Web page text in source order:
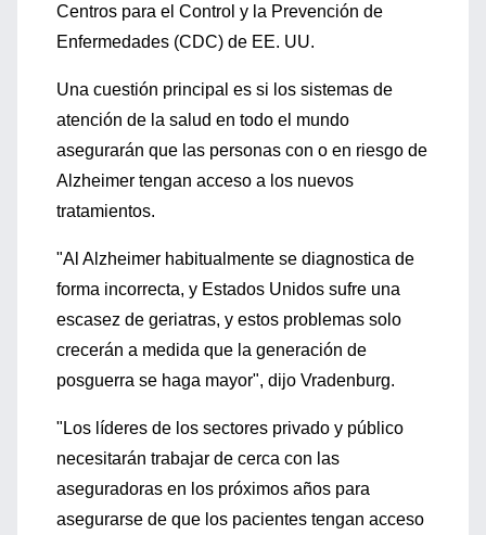
Centros para el Control y la Prevención de
Enfermedades (CDC) de EE. UU.
Una cuestión principal es si los sistemas de
atención de la salud en todo el mundo
asegurarán que las personas con o en riesgo de
Alzheimer tengan acceso a los nuevos
tratamientos.
"Al Alzheimer habitualmente se diagnostica de
forma incorrecta, y Estados Unidos sufre una
escasez de geriatras, y estos problemas solo
crecerán a medida que la generación de
posguerra se haga mayor", dijo Vradenburg.
"Los líderes de los sectores privado y público
necesitarán trabajar de cerca con las
aseguradoras en los próximos años para
asegurarse de que los pacientes tengan acceso